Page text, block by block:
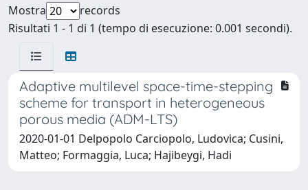
Mostra
records
Risultati 1 - 1 di 1 (tempo di esecuzione: 0.001 secondi).
Adaptive multilevel space-time-stepping
scheme for transport in heterogeneous
porous media (ADM-LTS)
2020-01-01 Delpopolo Carciopolo, Ludovica; Cusini,
Matteo; Formaggia, Luca; Hajibeygi, Hadi